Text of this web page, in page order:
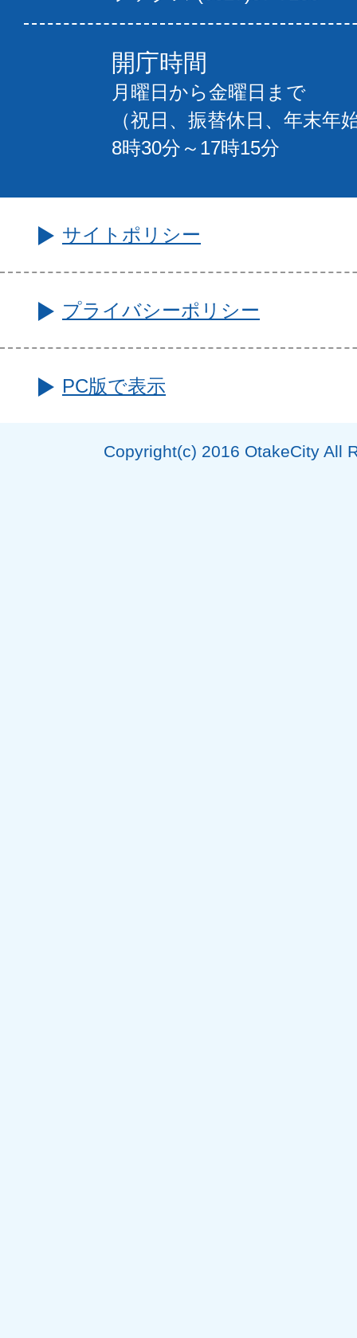
開庁時間
月曜日から金曜日まで
（祝日、振替休日、年末年
8時30分～17時15分
サイトポリシー
プライバシーポリシー
PC版で表示
Copyright(c) 2016 OtakeCity All